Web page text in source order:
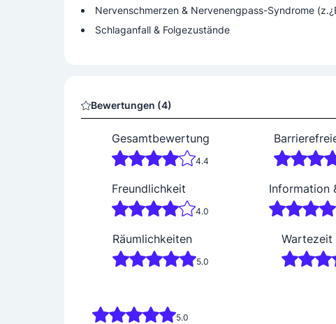
Nervenschmerzen & Nervenengpass-Syndrome
Schlaganfall & Folgezustände
Bewertungen (4)
Gesamtbewertung
4.4
Freundlichkeit
4.0
Information
Räumlichkeiten
5.0
Wartezeit
5.0